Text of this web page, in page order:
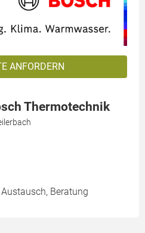
ANFORDERN
Thermotechnik
Beratung